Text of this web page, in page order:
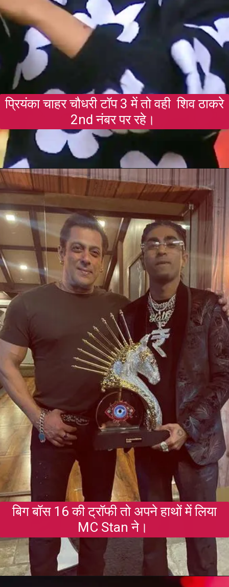
प्रियंका चाहर चौधरी टॉप 3 में तो वही शिव ठाकरे
2nd नंबर पर रहे।
बिग बॉस 16 की ट्रॉफी तो अपने हाथों में लिया
MC Stan ने।